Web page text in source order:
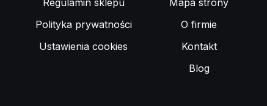
Regulamin sklepu
Polityka prywatności
Ustawienia cookies
Mapa strony
O firmie
Kontakt
Blog